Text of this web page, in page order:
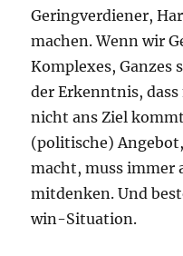
Geringverdiener,
machen. Wenn wir
Komplexes, Ganzes
der Erkenntnis,
nicht ans Ziel
(politische)
macht, muss immer
mitdenken. Und
win-Situation.